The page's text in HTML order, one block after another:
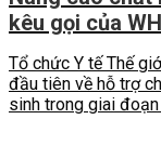
kêu gọi của
Tổ chức Y tế Thế
đầu tiên về hỗ trợ
sinh trong giai